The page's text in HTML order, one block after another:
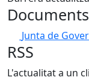
Documents
Junta de
RSS
L'actualitat a un